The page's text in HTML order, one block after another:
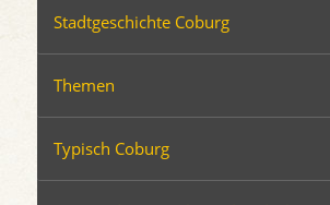
Stadtgeschichte Coburg
Themen
Typisch Coburg